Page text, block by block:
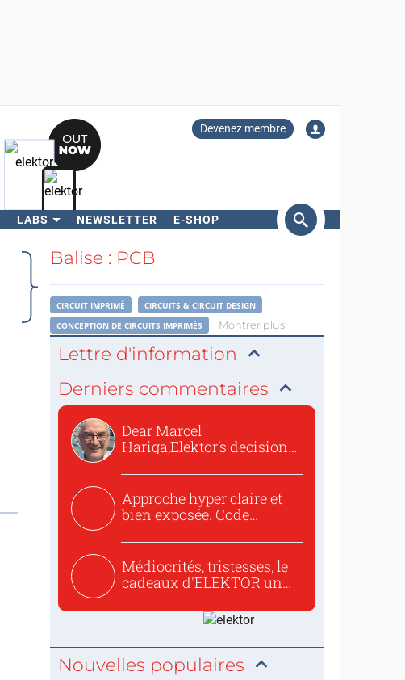
Devenez membre
LABS NEWSLETTER E-SHOP
RechercherBalise : PCB
CIRCUIT IMPRIMÉ
CIRCUITS & CIRCUIT DESIGN
CONCEPTION DE CIRCUITS IMPRIMÉS
Montrer plus
Lettre d'information
Derniers commentaires
Dear Marcel
Hariga,Elektor’s decision
Approche hyper claire et
bien exposée. Code
Médiocrités, tristesses, le
cadeaux d'ELEKTOR un
Nouvelles populaires